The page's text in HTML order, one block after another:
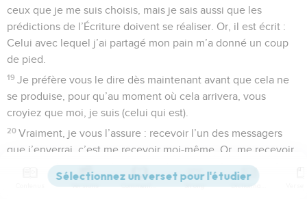
ceux que je me suis choisis, mais je sais aussi que les
prédictions de l’Écriture doivent se réaliser. Or, il est écrit :
Celui avec lequel j’ai partagé mon pain m’a donné un coup
de pied.
19 Je préfère vous le dire dès maintenant avant que cela ne
se produise, pour qu’au moment où cela arrivera, vous
croyiez que moi, je suis (celui qui est).
20 Vraiment, je vous l’assure : recevoir l’un des messagers
que j’enverrai, c’est me recevoir moi-même. Or, me recevoir,
c’est recevoir Dieu lui-même qui m’a envoyé.
Versions Commentaires Strong